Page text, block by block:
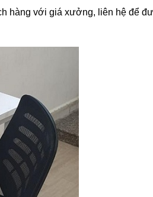
hàng với giá xưởng, liên hệ để